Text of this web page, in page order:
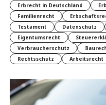
Erbrecht in Deutschland
Familienrecht
Testament
Datenschutz
Eigentumsrecht
Verbraucherschutz
Rechtsschutz
Arbeitsrecht